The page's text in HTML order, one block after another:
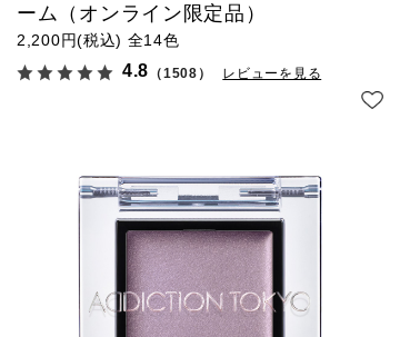
ーム（オンライン限定品）
2,200円(税込) 全14色
4.8 （1508） レビューを見る